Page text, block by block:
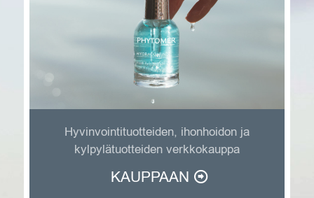
Hyvinvointituotteiden, ihonhoidon ja
kylpylätuotteiden verkkokauppa
KAUPPAAN